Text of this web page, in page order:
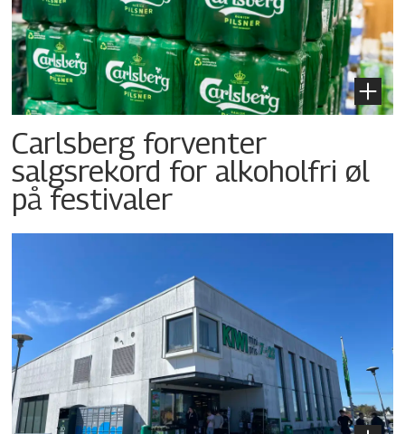
Carlsberg forventer
salgsrekord for alkoholfri øl
på festivaler